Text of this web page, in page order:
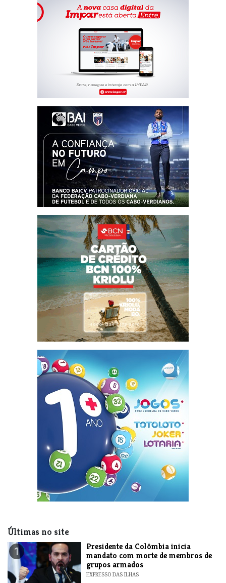
Últimas no site
1
Presidente da Colômbia inicia
mandato com morte de membros de
grupos armados
EXPRESSO DAS ILHAS